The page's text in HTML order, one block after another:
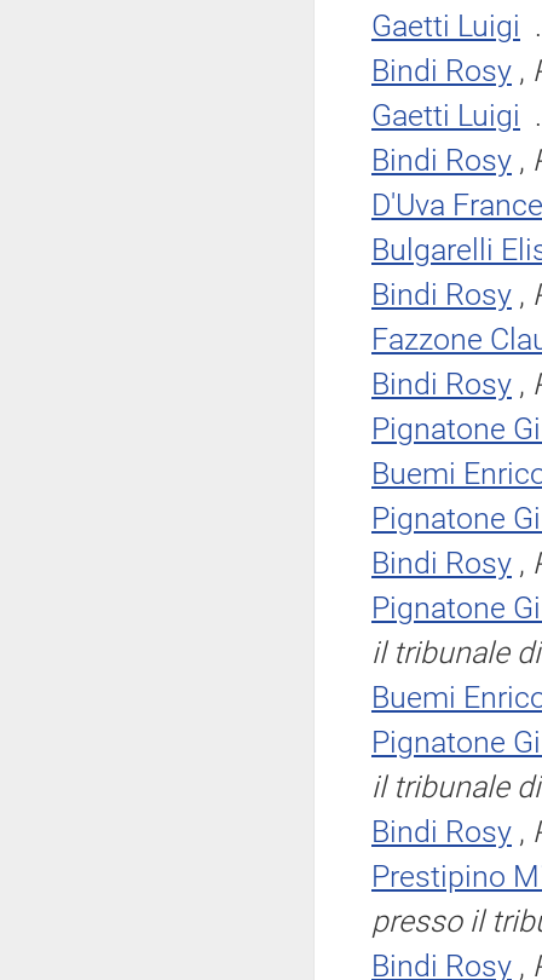
Gaetti Luigi
Bindi Rosy ,
Gaetti Luigi
Bindi Rosy ,
D'Uva
Bulgarelli
Bindi Rosy ,
Fazzone
Bindi Rosy ,
Pignatone
Buemi
Pignatone
Bindi Rosy ,
Pignatone
il tribunale
Buemi
Pignatone
il tribunale
Bindi Rosy ,
Prestipino
presso il
Bindi Rosy ,